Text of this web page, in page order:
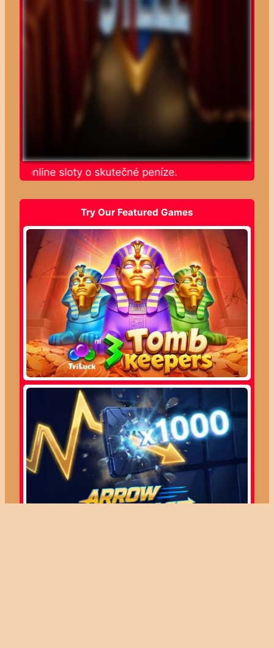
online sloty o skutečné peníze.
Try Our Featured Games